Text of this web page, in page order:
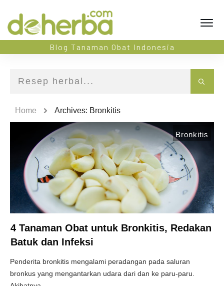
Blog Tanaman Obat Indonesia
Home Archives: Bronkitis
Bronkitis
4 Tanaman Obat untuk Bronkitis, Redakan
Batuk dan Infeksi
Penderita bronkitis mengalami peradangan pada saluran
bronkus yang mengantarkan udara dari dan ke paru-paru.